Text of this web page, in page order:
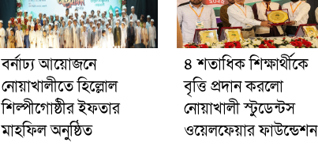
বর্নাঢ্য আয়োজনে
নোয়াখালীতে হিল্লোল
শিল্পীগোষ্ঠীর ইফতার
মাহফিল অনুষ্ঠিত
৪ শতাধিক শিক্ষার্থীকে
বৃত্তি প্রদান করলো
নোয়াখালী স্টুডেন্টস
ওয়েলফেয়ার ফাউন্ডেশন